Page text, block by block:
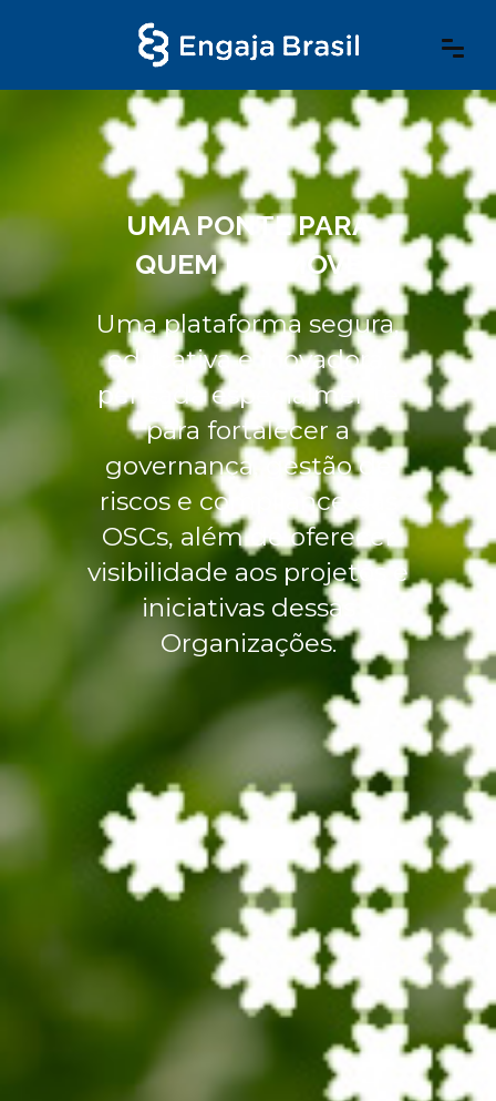
UMA PONTE PARA
QUEM PROMOVE
Uma plataforma segura,
educativa e inovadora,
pensada especialmente
para fortalecer a
governança, gestão de
riscos e compliance das
OSCs, além de oferecer
visibilidade aos projetos e
iniciativas dessas
Organizações.